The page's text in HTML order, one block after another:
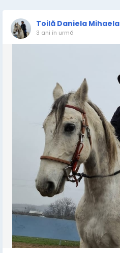
Toilă Daniela Mihaela
3 ani în urmă